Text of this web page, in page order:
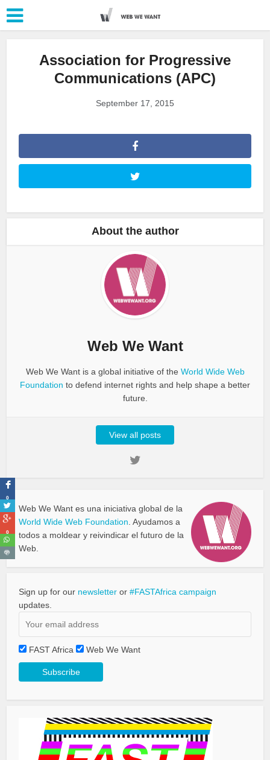
Association for Progressive
Communications (APC)
September 17, 2015
About the author
Web We Want
Web We Want is a global initiative of the World Wide Web
Foundation to defend internet rights and help shape a better
future.
View all posts
Web We Want es una iniciativa global de la
World Wide Web Foundation . Ayudamos a
todos a moldear y reivindicar el futuro de la
Web.
Sign up for our newsletter or#FASTAfrica campaign
updates.
FAST Africa Web We Want
0
0